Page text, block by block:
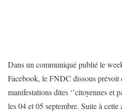
Dans un communiqué publié le
Facebook, le FNDC dissous prévoit
manifestations dites ‘’citoyennes et
les 04 et 05 septembre. Suite à